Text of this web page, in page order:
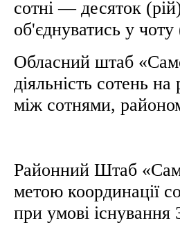
сотні — десяток
об'єднуватись у чоту
Обласний штаб
діяльність сотень
між сотнями,
Районний Штаб
метою координації
при умові існування